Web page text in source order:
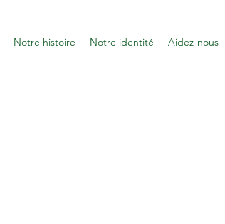
Notre histoire Notre identité Aidez-nous